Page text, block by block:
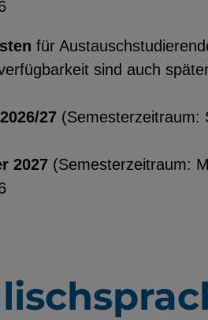
für
sind auch
27 (Semesterzeitraum:
2027 (Semesterzeitraum: